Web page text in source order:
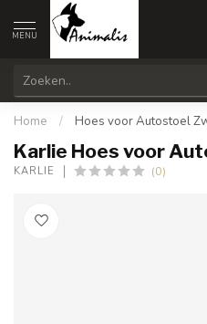
MENU
Home / Hoes voor Autostoel
Karlie Hoes voor
KARLIE (0)